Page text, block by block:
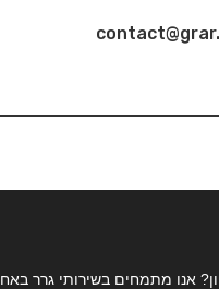
אנו מתמחים בשירותי גרר